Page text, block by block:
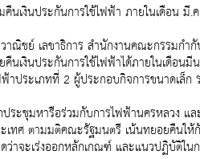
นเงินประกันการใช้ไฟฟ้า ภายในเดือน มี.
ณิชย์ เลขาธิการ สำนักงานคณะกรรมกำ
นเงินประกันการใช้ไฟฟ้าได้ภายในเดือ
าประเภทที่ 2 ผู้ประกอบกิจการขนาดเล็
ประชุมหารือร่วมกับการไฟฟ้านครหลวง
เทศ ตามมติคณะรัฐมนตรี เน้นทยอยคืนให้
ว่าจะเร่งออกหลักเกณฑ์ และแนวปฏิบัติใ